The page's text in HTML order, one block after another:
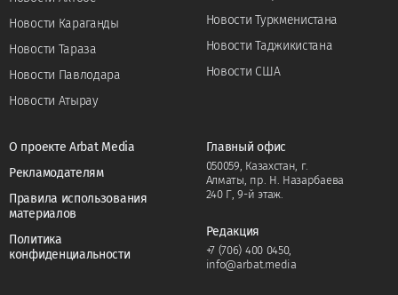
Новости Караганды
Новости Тараза
Новости Павлодара
Новости Атырау
Новости Туркменистана
Новости Таджикистана
Новости США
О проекте Arbat Media
Рекламодателям
Правила использования
материалов
Политика
конфиденциальности
Главный офис
050059, Казахстан, г.
Алматы, пр. Н. Назарбаева
240 Г, 9-й этаж.
Редакция
+7 (706) 400 0450,
info@arbat.media